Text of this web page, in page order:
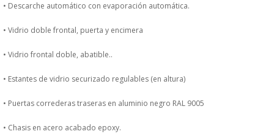
LIMPIEZA
MAQUINARIA CALIENTE
• Descarche automático con evaporación automática.
• Vidrio doble frontal, puerta y encimera
• Vidrio frontal doble, abatible..
• Estantes de vidrio securizado regulables (en altura)
• Puertas correderas traseras en aluminio negro RAL 9005
• Chasis en acero acabado epoxy.